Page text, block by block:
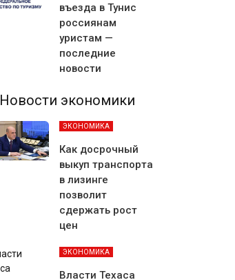
въезда в Тунис
россиянам
уристам —
последние
новости
Новости экономики
ЭКОНОМИКА
Как досрочный
выкуп транспорта
в лизинге
позволит
сдержать рост
цен
ЭКОНОМИКА
Власти Техаса